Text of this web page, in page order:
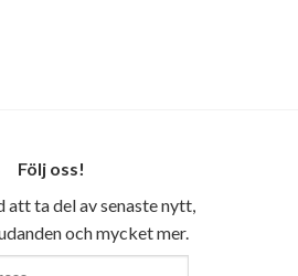
Följ oss!
att ta del av senaste nytt,
och mycket mer.